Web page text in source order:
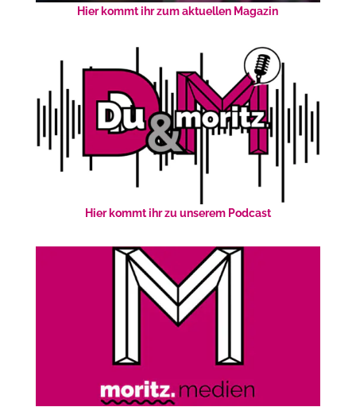
Hier kommt ihr zum aktuellen Magazin
Hier kommt ihr zu unserem Podcast